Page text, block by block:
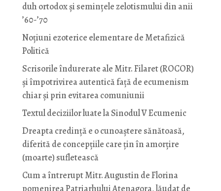
duh ortodox și semințele zelotismului din anii
’60-’70
Noţiuni ezoterice elementare de Metafizică
Politică
Scrisorile îndurerate ale Mitr. Filaret (ROCOR)
și împotrivirea autentică față de ecumenism
chiar și prin evitarea comuniunii
Textul deciziilor luate la Sinodul V Ecumenic
Dreapta credință e o cunoaștere sănătoasă,
diferită de concepțiile care țin în amorțire
(moarte) sufletească
Cum a întrerupt Mitr. Augustin de Florina
pomenirea Patriarhului Atenagora, lăudat de